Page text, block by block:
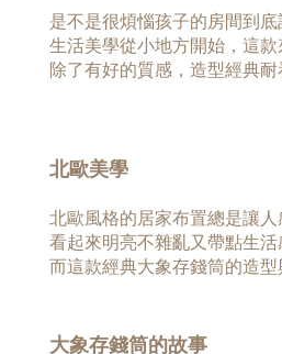
是不是很煩惱孩子的房間到
生活美學從小地方開始，這
除了有好的質感，造型經典
北歐美學
北歐風格的居家布置總是讓
看起來明亮不雜亂又帶點生活
而這款經典大象存錢筒的造
大象存錢筒的故事